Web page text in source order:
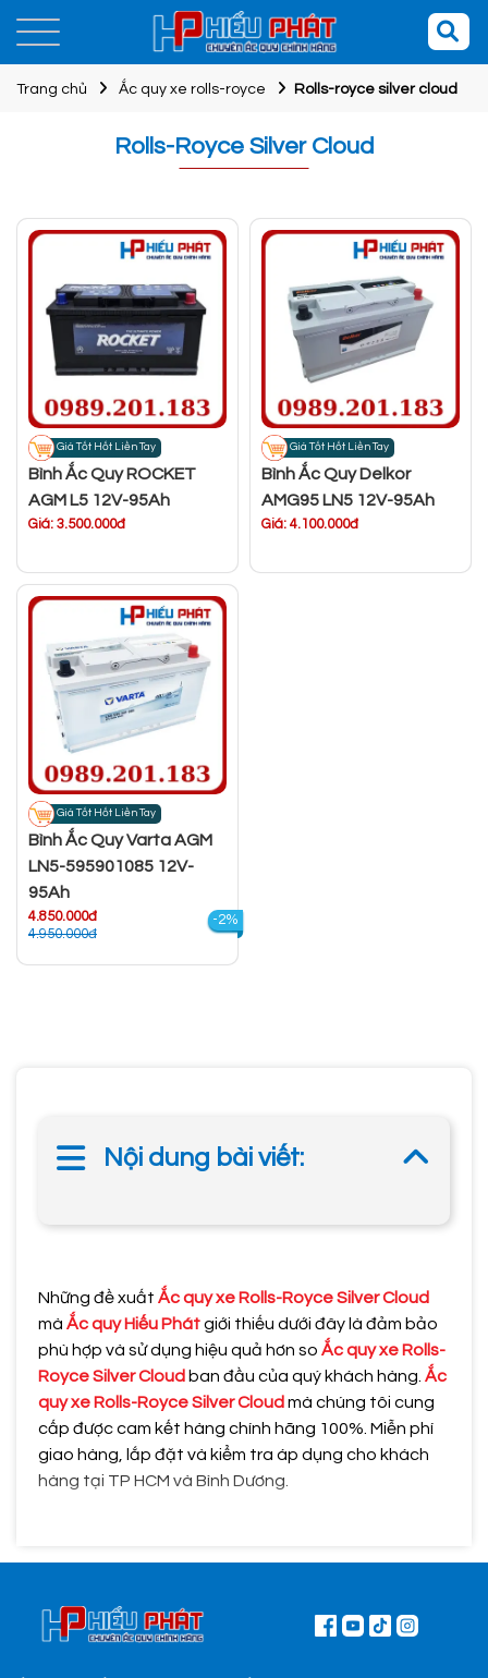
Trang chủ Ắc quy xe rolls-royce Rolls-royce silver cloud
Rolls-Royce Silver Cloud
Giá Tốt Hốt Liền Tay
Bình Ắc Quy ROCKET
AGM L5 12V-95Ah
Giá: 3.500.000đ
Giá Tốt Hốt Liền Tay
Bình Ắc Quy Delkor
AMG95 LN5 12V-95Ah
Giá: 4.100.000đ
Giá Tốt Hốt Liền Tay
Bình Ắc Quy Varta AGM
LN5-595901085 12V-
95Ah
4.850.000đ
4.950.000đ
-2%
Nội dung bài viết:
Những đề xuất Ắc quy xe Rolls-Royce Silver Cloud
mà Ắc quy Hiếu Phátgiới thiếu dưới đây là đảm bảo
phù hợp và sử dụng hiệu quả hơn so Ắc quy xe Rolls-
Royce Silver Cloud ban đầu của quý khách hàng. Ắc
quy xe Rolls-Royce Silver Cloud mà chúng tôi cung
cấp được cam kết hàng chính hãng 100%. Miễn phí
giao hàng, lắp đặt và kiểm tra áp dụng cho khách
hàng tại TP HCM và Bình Dương.